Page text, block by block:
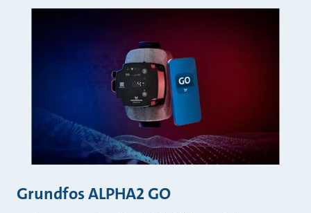
Grundfos ALPHA2 GO